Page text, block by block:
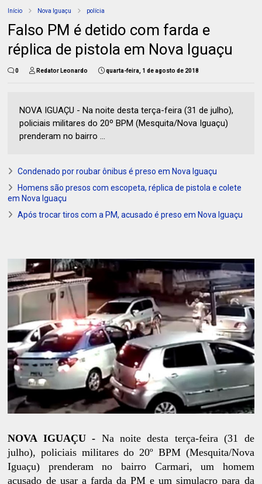
Início Nova Iguaçu polícia
Falso PM é detido com farda e
réplica de pistola em Nova Iguaçu
0 Redator Leonardo quarta-feira, 1 de agosto de 2018
NOVA IGUAÇU - Na noite desta terça-feira (31 de julho),
policiais militares do 20º BPM (Mesquita/Nova Iguaçu)
prenderam no bairro ...
Condenado por roubar ônibus é preso em Nova Iguaçu
Homens são presos com escopeta, réplica de pistola e colete
em Nova Iguaçu
Após trocar tiros com a PM, acusado é preso em Nova Iguaçu
NOVA IGUAÇU - Na noite desta terça-feira (31 de
julho), policiais militares do 20º BPM (Mesquita/Nova
Iguaçu) prenderam no bairro Carmari, um homem
acusado de usar a farda da PM e um simulacro para da